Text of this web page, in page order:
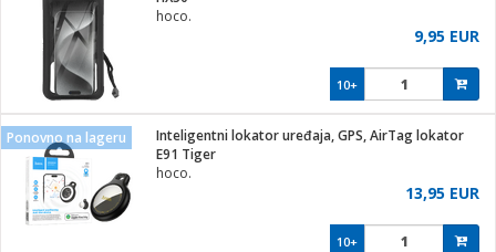
za kosu
hoco.
9,95 EUR
10+
Ponovno na lageru
Inteligentni lokator uređaja, GPS, AirTag lokator
E91 Tiger
hoco.
13,95 EUR
10+